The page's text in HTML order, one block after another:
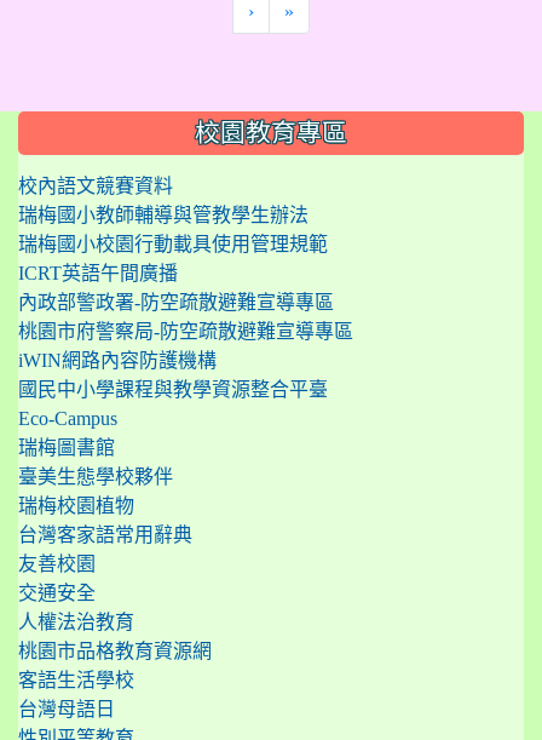
› »
::: 校園教育專區
校內語文競賽資料
瑞梅國小教師輔導與管教學生辦法
瑞梅國小校園行動載具使用管理規範
ICRT英語午間廣播
內政部警政署-防空疏散避難宣導專區
桃園市府警察局-防空疏散避難宣導專區
iWIN網路內容防護機構
國民中小學課程與教學資源整合平臺
Eco-Campus
瑞梅圖書館
臺美生態學校夥伴
瑞梅校園植物
台灣客家語常用辭典
友善校園
交通安全
人權法治教育
桃園市品格教育資源網
客語生活學校
台灣母語日